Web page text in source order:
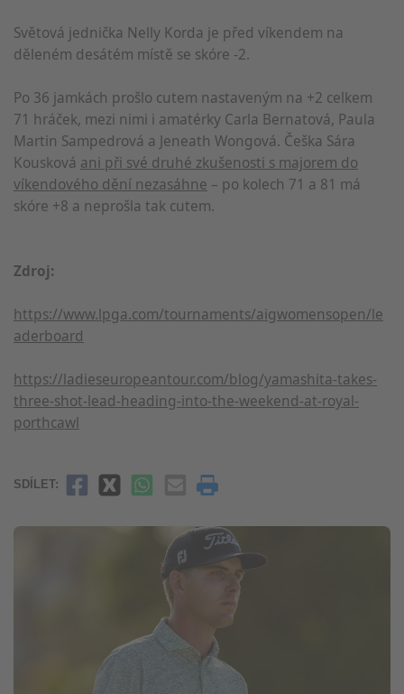
Světová jednička Nelly Korda je před víkendem na
děleném desátém místě se skóre -2.
Po 36 jamkách prošlo cutem nastaveným na +2 celkem
71 hráček, mezi nimi i amatérky Carla Bernatová, Paula
Martin Sampedrová a Jeneath Wongová. Češka Sára
Kousková ani při své druhé zkušenosti s majorem do
víkendového dění nezasáhne – po kolech 71 a 81 má
skóre +8 a neprošla tak cutem.
Zdroj:
https://www.lpga.com/tournaments/aigwomensopen/le
aderboard
https://ladieseuropeantour.com/blog/yamashita-takes-
three-shot-lead-heading-into-the-weekend-at-royal-
porthcawl
SDÍLET: